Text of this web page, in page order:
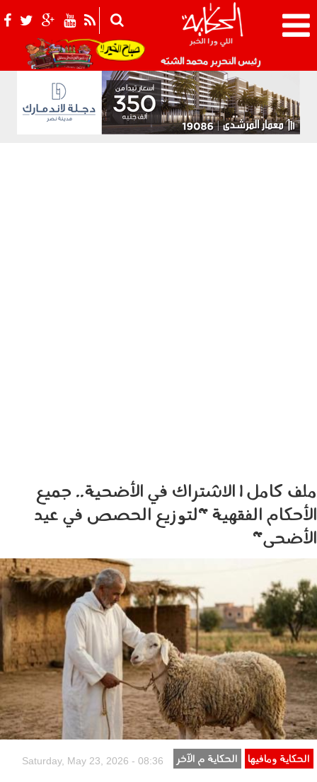
رئيس التحرير محمد الشبّه 021_2.png
ملف كامل | الاشتراك في الأضحية.. جميع
الأحكام الفقهية "لتوزيع الحصص في عيد
الأضحى"
230501.jpg
الحكاية ومافيها الحكاية م الآخر Saturday, May 23, 2026 - 08:36